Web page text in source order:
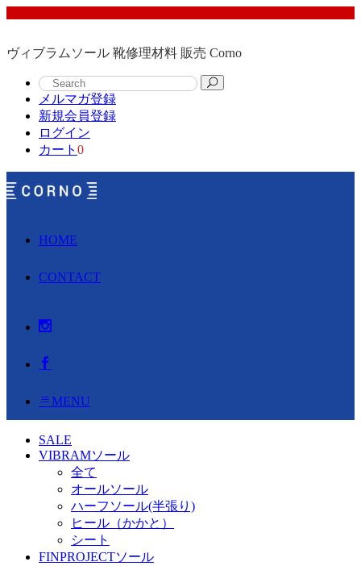
ヴィブラムソール 靴修理材料 販売 Corno
メルマガ登録
新規会員登録
ログイン
カート 0
HOME
CONTACT
MENU
SALE
VIBRAMソール
全て
オールソール
ハーフソール(半張り)
ヒール（かかと）
シート
FINPROJECTソール